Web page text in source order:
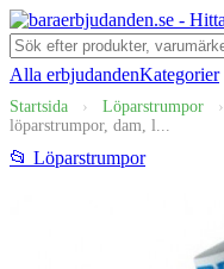
Alla erbjudandenKategorier
Startsida › Löparstrumpor ›
löparstrumpor, dam, l...
📂 Löparstrumpor